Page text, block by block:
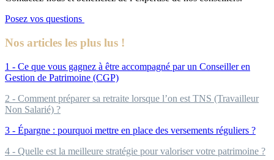
Posez vos questions
Nos articles les plus lus !
1 - Ce que vous gagnez à être accompagné par un Conseiller en
Gestion de Patrimoine (CGP)
2 - Comment préparer sa retraite lorsque l’on est TNS (Travailleur
Non Salarié) ?
3 - Épargne : pourquoi mettre en place des versements réguliers ?
4 - Quelle est la meilleure stratégie pour valoriser votre patrimoine ?